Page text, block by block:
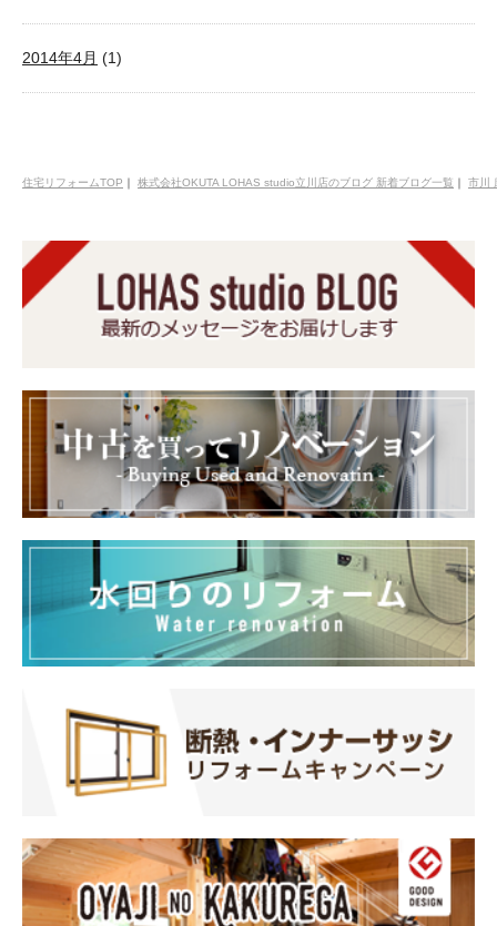
2014年4月 (1)
住宅リフォームTOP ｜ 株式会社OKUTA LOHAS studio立川店のブログ 新着ブログ一覧 ｜ 市川